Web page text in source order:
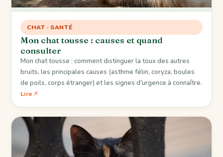
CHAT · SANTÉ
Mon chat tousse : causes et quand
consulter
Mon chat tousse : comment distinguer la toux des autres
bruits, les principales causes (asthme félin, coryza, boules
de poils, corps étranger) et les signes d'urgence à connaître.
Lire